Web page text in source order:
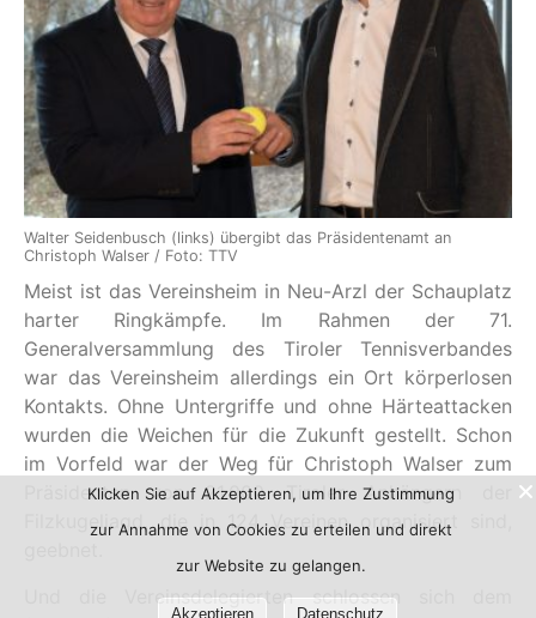
Walter Seidenbusch (links) übergibt das Präsidentenamt an
Christoph Walser / Foto: TTV
Meist ist das Vereinsheim in Neu-Arzl der Schauplatz
harter Ringkämpfe. Im Rahmen der 71.
Generalversammlung des Tiroler Tennisverbandes
war das Vereinsheim allerdings ein Ort körperlosen
Kontakts. Ohne Untergriffe und ohne Härteattacken
wurden die Weichen für die Zukunft gestellt. Schon
im Vorfeld war der Weg für Christoph Walser zum
Präsidenten von 21.000 Tiroler Anhängern der
Filzkugeljagd, die in 124 Vereinen organisiert sind,
Und die Vereinsdelegierten schlossen sich dem
Klicken Sie auf Akzeptieren, um Ihre Zustimmung
zur Annahme von Cookies zu erteilen und direkt
zur Website zu gelangen.
Akzeptieren Datenschutz